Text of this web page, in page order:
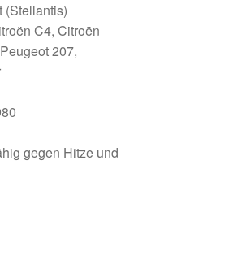
(Stellantis)
C4, Citroën
207,
gegen Hitze und